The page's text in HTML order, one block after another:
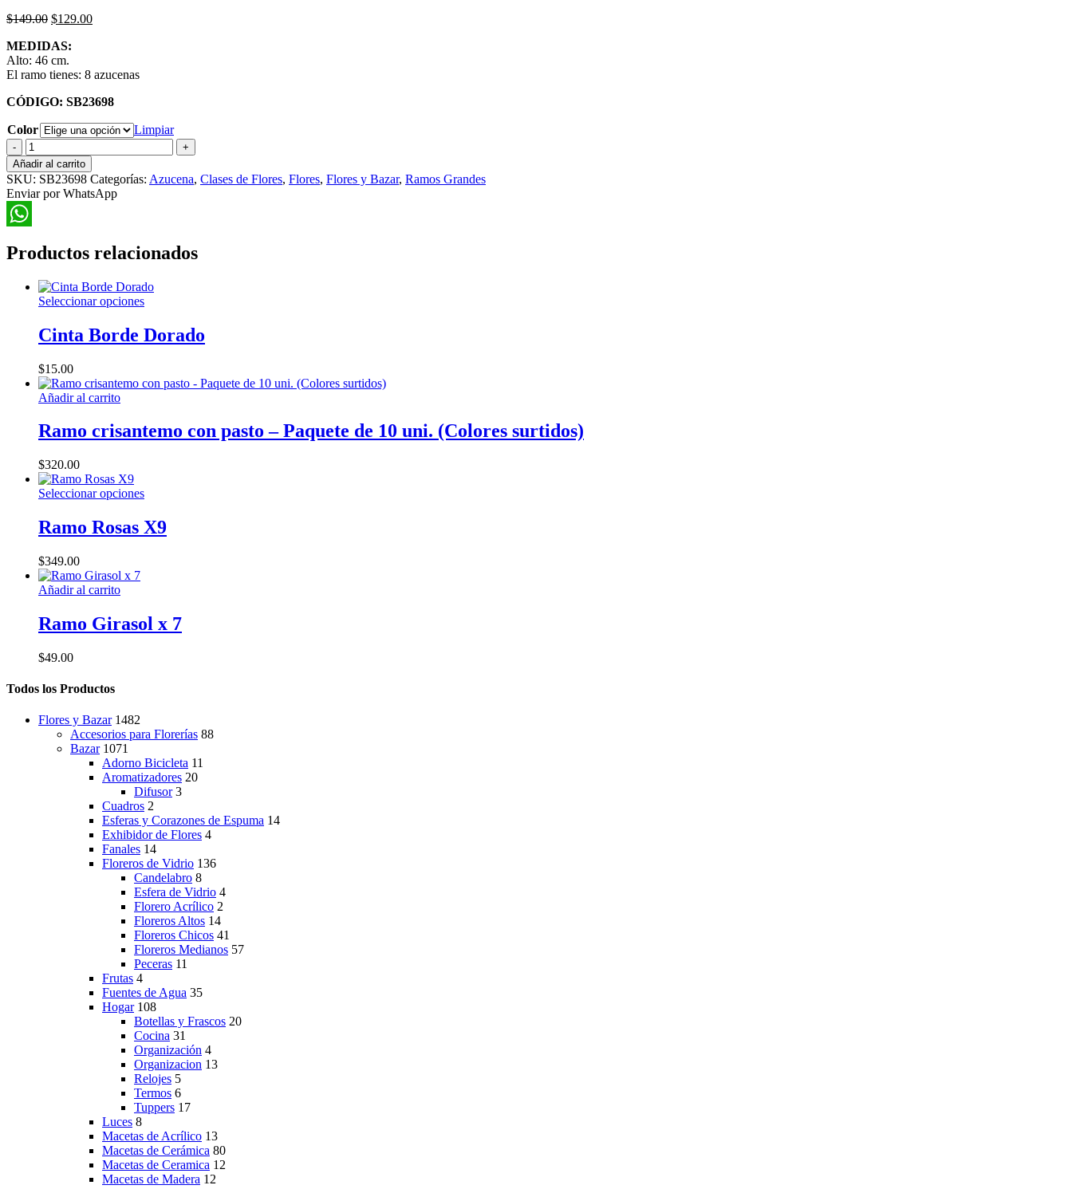
$149.00 El
original
era:
$149.00.
$129.00El
$129.00.
MEDIDAS:
Alto: 46 cm.
El ramo tienes: 8 azucenas
CÓDIGO: SB23698
Color
Limpiar
Ramo
Azucena
con
Mini
Flor
cantidad
Añadir al carrito
SKU: SB23698 Categorías: Azucena, Clases de Flores, Flores, Flores y Bazar, Ramos Grandes
Enviar por WhatsApp
Productos relacionados
Seleccionar opcionesEste
tiene
múltiples
opciones
elegir
en
producto
Cinta Borde Dorado
$15.00
Añadir al carrito
Ramo crisantemo con pasto – Paquete de 10 uni. (Colores surtidos)
$320.00
Seleccionar opcionesEste
tiene
múltiples
elegir
en
Ramo Rosas X9
$349.00
Añadir al carrito
Ramo Girasol x 7
$49.00
Todos los Productos
Flores y Bazar 1482
Accesorios para Florerías 88
Bazar 1071
Adorno Bicicleta 11
Aromatizadores 20
Difusor 3
Cuadros 2
Esferas y Corazones de Espuma 14
Exhibidor de Flores 4
Fanales 14
Floreros de Vidrio 136
Candelabro 8
Esfera de Vidrio 4
Florero Acrílico 2
Floreros Altos 14
Floreros Chicos 41
Floreros Medianos 57
Peceras 11
Frutas 4
Fuentes de Agua 35
Hogar 108
Botellas y Frascos 20
Cocina 31
Organización 4
Organizacion 13
Relojes 5
Termos 6
Tuppers 17
Luces 8
Macetas de Acrílico 13
Macetas de Cerámica 80
Macetas de Ceramica 12
Macetas de Madera 12